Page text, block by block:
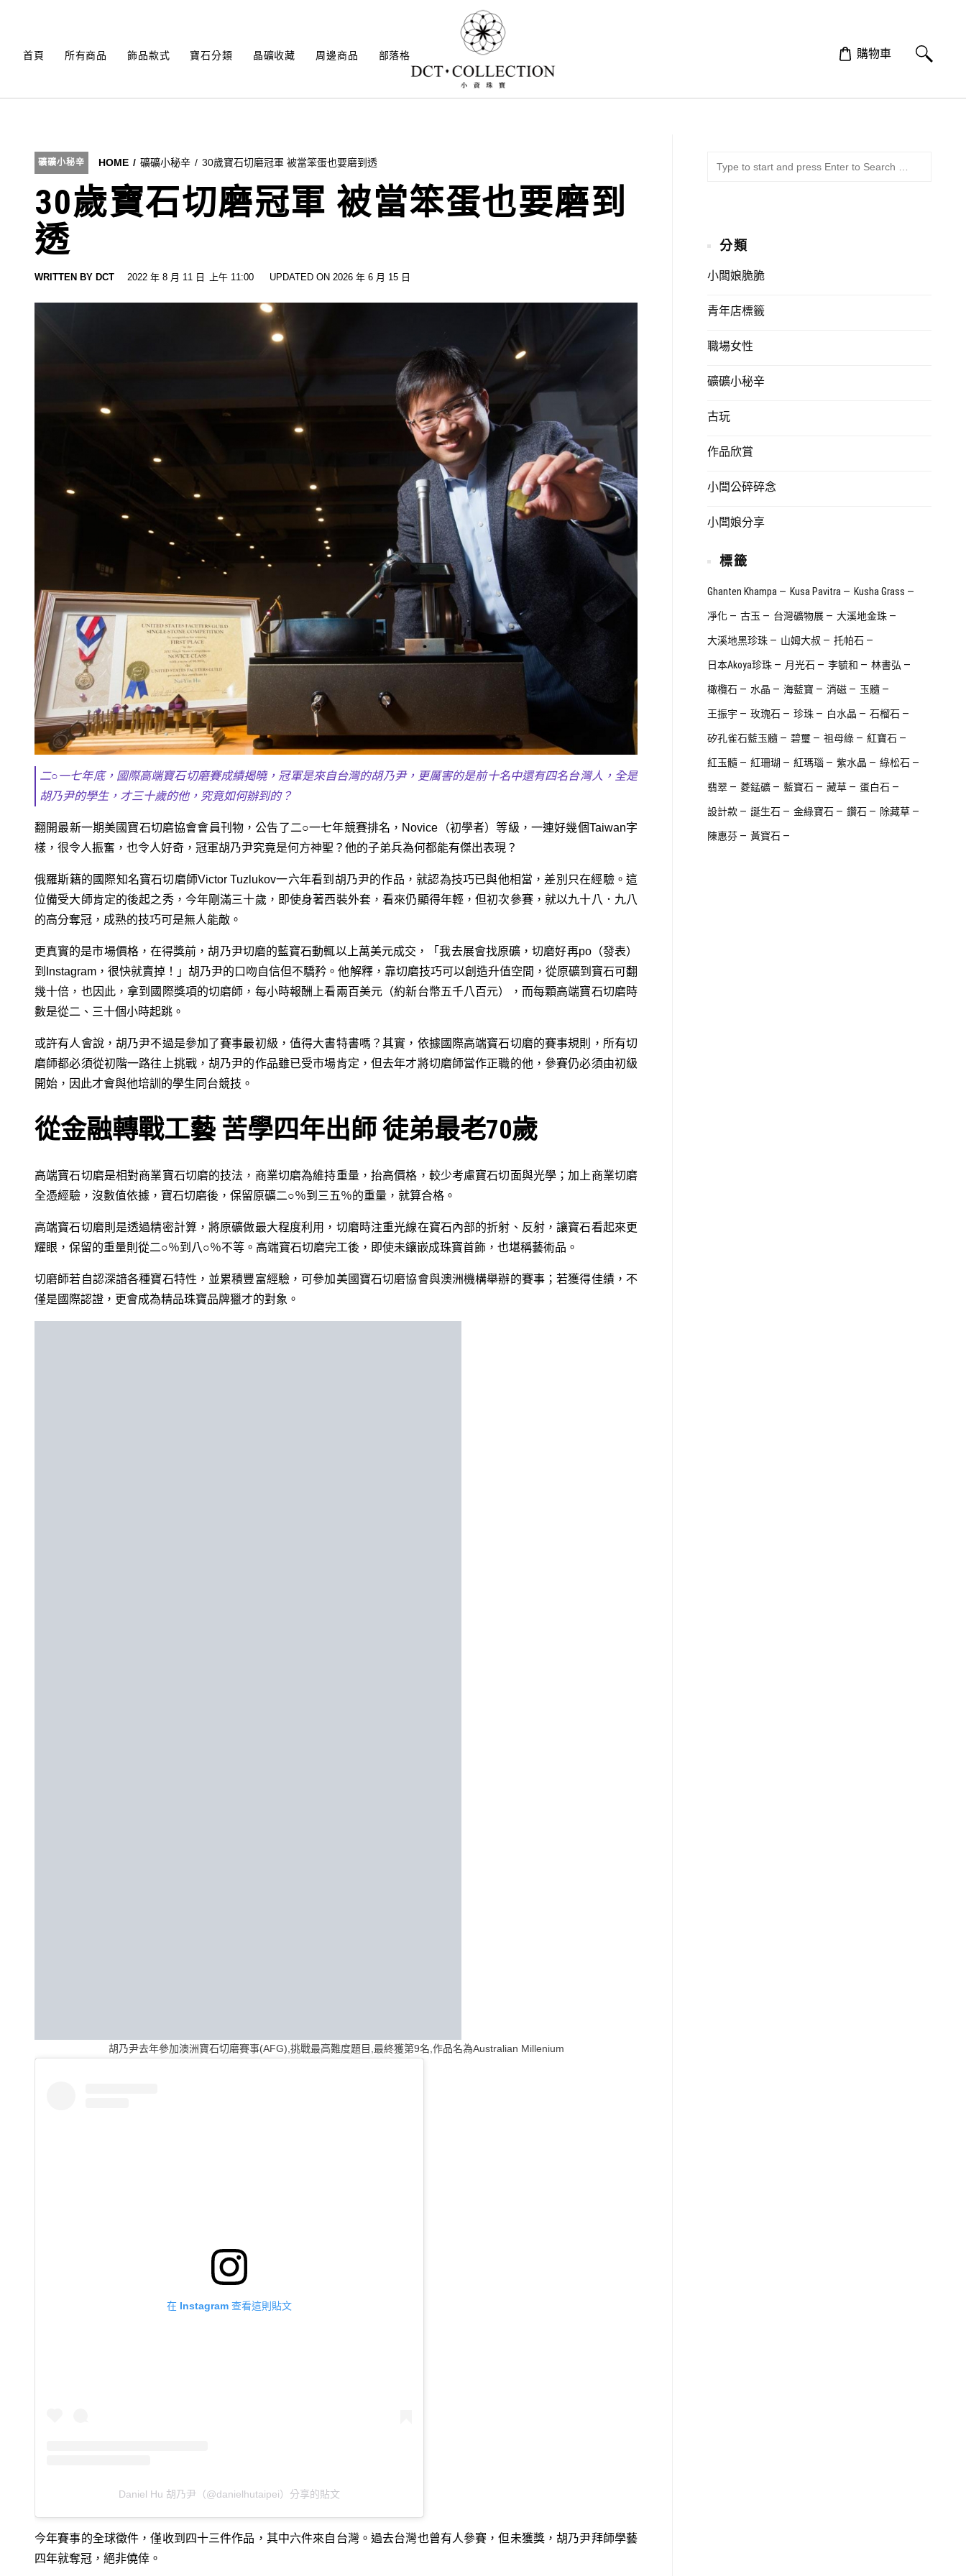
content
首頁 所有商品 飾品款式 寶石分類 晶礦收藏 周邊商品 部落格 購物車
礦礦小秘辛 HOME 礦礦小秘辛 30歲寶石切磨冠軍 被當笨蛋也要磨到透
30歲寶石切磨冠軍 被當笨蛋也要磨到
透
WRITTEN BY DCT 2022 年 8 月 11 日 上午 11:00 UPDATED ON 2026 年 6 月 15 日
二○一七年底，國際高端寶石切磨賽成績揭曉，冠軍是來自台灣的胡乃尹，更厲害的是前十名中還有四名台灣人，全是
胡乃尹的學生，才三十歲的他，究竟如何辦到的？
翻開最新一期美國寶石切磨協會會員刊物，公告了二○一七年競賽排名，Novice（初學者）等級，一連好幾個Taiwan字
樣，很令人振奮，也令人好奇，冠軍胡乃尹究竟是何方神聖？他的子弟兵為何都能有傑出表現？
俄羅斯籍的國際知名寶石切磨師Victor Tuzlukov一六年看到胡乃尹的作品，就認為技巧已與他相當，差別只在經驗。這
位備受大師肯定的後起之秀，今年剛滿三十歲，即使身著西裝外套，看來仍顯得年輕，但初次參賽，就以九十八．九八
的高分奪冠，成熟的技巧可是無人能敵。
更真實的是市場價格，在得獎前，胡乃尹切磨的藍寶石動輒以上萬美元成交，「我去展會找原礦，切磨好再po（發表）
到Instagram，很快就賣掉！」胡乃尹的口吻自信但不驕矜。他解釋，靠切磨技巧可以創造升值空間，從原礦到寶石可翻
幾十倍，也因此，拿到國際獎項的切磨師，每小時報酬上看兩百美元（約新台幣五千八百元），而每顆高端寶石切磨時
數是從二、三十個小時起跳。
或許有人會說，胡乃尹不過是參加了賽事最初級，值得大書特書嗎？其實，依據國際高端寶石切磨的賽事規則，所有切
磨師都必須從初階一路往上挑戰，胡乃尹的作品雖已受市場肯定，但去年才將切磨師當作正職的他，參賽仍必須由初級
開始，因此才會與他培訓的學生同台競技。
從金融轉戰工藝 苦學四年出師 徒弟最老70歲
高端寶石切磨是相對商業寶石切磨的技法，商業切磨為維持重量，抬高價格，較少考慮寶石切面與光學；加上商業切磨
全憑經驗，沒數值依據，寶石切磨後，保留原礦二○％到三五％的重量，就算合格。
高端寶石切磨則是透過精密計算，將原礦做最大程度利用，切磨時注重光線在寶石內部的折射、反射，讓寶石看起來更
耀眼，保留的重量則從二○％到八○％不等。高端寶石切磨完工後，即使未鑲嵌成珠寶首飾，也堪稱藝術品。
切磨師若自認深諳各種寶石特性，並累積豐富經驗，可參加美國寶石切磨協會與澳洲機構舉辦的賽事；若獲得佳績，不
僅是國際認證，更會成為精品珠寶品牌獵才的對象。
胡乃尹去年參加澳洲寶石切磨賽事(AFG),挑戰最高難度題目,最終獲第9名,作品名為Australian Millenium
在 Instagram 查看這則貼文
Daniel Hu 胡乃尹（@danielhutaipei）分享的貼文
今年賽事的全球徵件，僅收到四十三件作品，其中六件來自台灣。過去台灣也曾有人參賽，但未獲獎，胡乃尹拜師學藝
四年就奪冠，絕非僥倖。
分類
小闆娘脆脆
青年店標籤
職場女性
礦礦小秘辛
古玩
作品欣賞
小闆公碎碎念
小闆娘分享
標籤
Ghanten Khampa Kusa Pavitra Kusha Grass
凈化 古玉 台灣礦物展 大溪地金珠
大溪地黑珍珠 山姆大叔 托帕石
日本Akoya珍珠 月光石 李毓和 林書弘
橄欖石 水晶 海藍寶 消磁 玉髓
王振宇 玫瑰石 珍珠 白水晶 石榴石
矽孔雀石藍玉髓 碧璽 祖母綠 紅寶石
紅玉髓 紅珊瑚 紅瑪瑙 紫水晶 綠松石
翡翠 菱錳礦 藍寶石 藏草 蛋白石
設計款 誕生石 金綠寶石 鑽石 除藏草
陳惠芬 黃寶石